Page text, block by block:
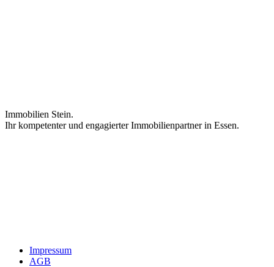
Immobilien Stein.
Ihr kompetenter und engagierter Immobilienpartner in Essen.
Impressum
AGB